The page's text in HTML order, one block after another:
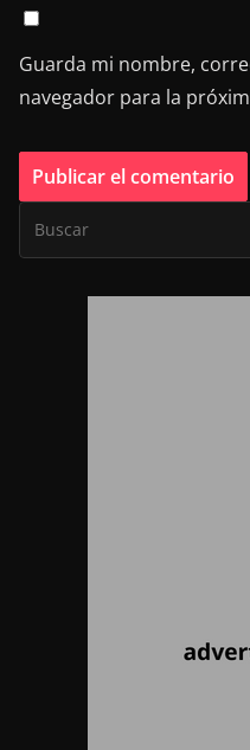
Guarda mi nombre,
navegador para la